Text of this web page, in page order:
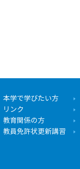
本学で学びたい方
リンク
教育関係の方
教員免許状更新講習